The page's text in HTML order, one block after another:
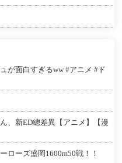
が面白すぎるww #アニメ #ド
、新ED總差異【アニメ】【漫
ローズ盛岡1600m50戦！！